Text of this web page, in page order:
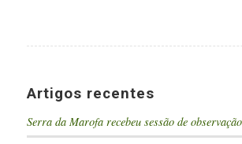
Artigos recentes
Serra da Marofa recebeu sessão de